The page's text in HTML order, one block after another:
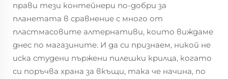
прави тези контейнери по-добри за
планетата в сравнение с много от
пластмасовите алтернативи, които виждаме
днес по магазините. И да си признаем, никой не
иска студени пържени пилешки крилца, когато
си поръчва храна за вкъщи, така че начина, по